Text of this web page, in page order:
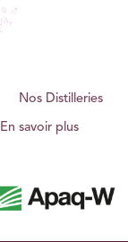
Nos Distilleries
En savoir plus